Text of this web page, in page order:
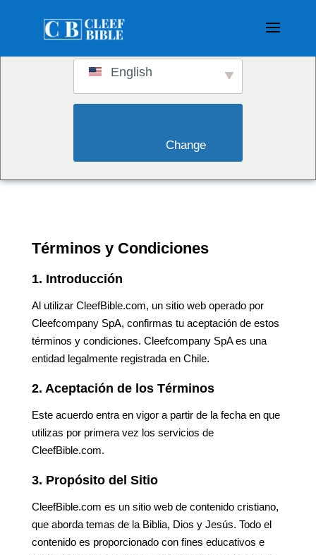
Switch to:
English
Términos y Condiciones
1. Introducción
Al utilizar CleefBible.com, un sitio web operado por
Cleefcompany SpA, confirmas tu aceptación de estos
términos y condiciones. Cleefcompany SpA es una
entidad legalmente registrada en Chile.
2. Aceptación de los Términos
Este acuerdo entra en vigor a partir de la fecha en que
utilizas por primera vez los servicios de
CleefBible.com.
3. Propósito del Sitio
CleefBible.com es un sitio web de contenido cristiano,
que aborda temas de la Biblia, Dios y Jesús. Todo el
contenido es proporcionado con fines educativos e